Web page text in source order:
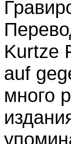
Kurtze
auf
много